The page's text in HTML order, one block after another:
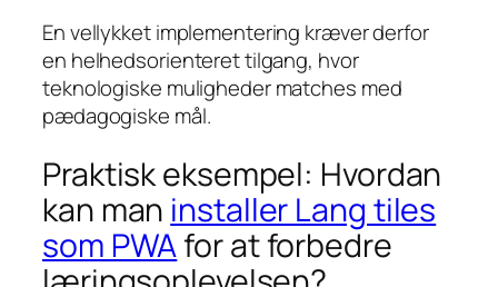
En vellykket implementering kræver derfor
en helhedsorienteret tilgang, hvor
teknologiske muligheder matches med
pædagogiske mål.
Praktisk eksempel: Hvordan
kan man installer Lang tiles
som PWAfor at forbedre